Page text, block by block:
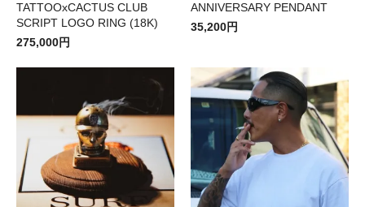
TATTOOxCACTUS CLUB
SCRIPT LOGO RING (18K)
275,000円
ANNIVERSARY PENDANT
35,200円